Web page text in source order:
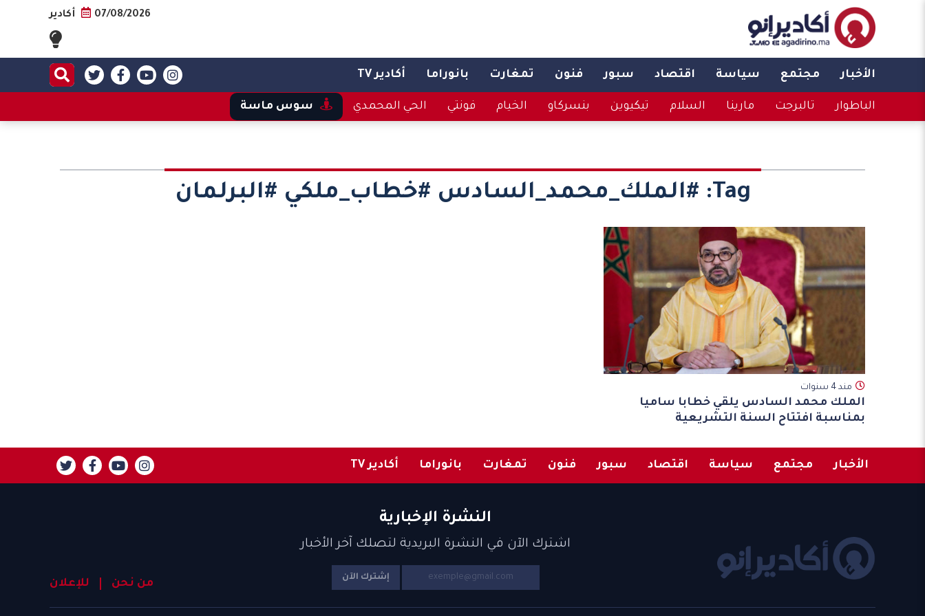
07/08/2026 أكادير
الأخبار مجتمع سياسة اقتصاد سبور فنون تمغارت بانوراما أكادير TV
الباطوار تالبرجت مارينا السلام تيكيوين بنسركاو الخيام فونتي الحي المحمدي سوس ماسة
Tag: #الملك_محمد_السادس #خطاب_ملكي #البرلمان
مند 4 سنوات
الملك محمد السادس يلقي خطابا ساميا
بمناسبة افتتاح السنة التشريعية
الأخبار مجتمع سياسة اقتصاد سبور فنون تمغارت بانوراما أكادير TV
النشرة الإخبارية
اشترك الآن في النشرة البريدية لتصلك آخر الأخبار
إشترك الآن من نحن للإعلان